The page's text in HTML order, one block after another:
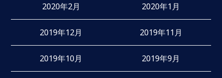
2020年2月 2020年1月
2019年12月 2019年11月
2019年10月 2019年9月